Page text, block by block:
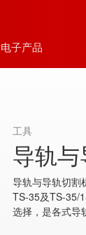
电子产品
工具
导轨
导轨与导轨切割
TS-35及TS-35/
选择，是各式导